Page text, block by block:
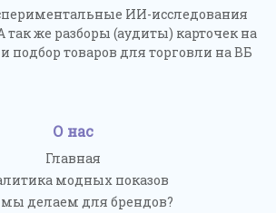
ИИ-исследования
же разборы (аудиты) карточек на
подбор товаров для торговли на ВБ
О нас
Главная
модных показов
делаем для брендов?